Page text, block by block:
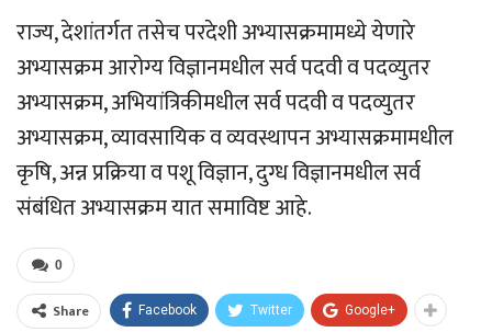
राज्य, देशांतर्गत तसेच परदेशी अभ्यासक्रमामध्ये येणारे
अभ्यासक्रम आरोग्य विज्ञानमधील सर्व पदवी व पदव्युतर
अभ्यासक्रम, अभियांत्रिकीमधील सर्व पदवी व पदव्युतर
अभ्यासक्रम, व्यावसायिक व व्यवस्थापन अभ्यासक्रमामधील
कृषि, अन्न प्रक्रिया व पशू विज्ञान, दुग्ध विज्ञानमधील सर्व
संबंधित अभ्यासक्रम यात समाविष्ट आहे.
0
Share Facebook Twitter Google+